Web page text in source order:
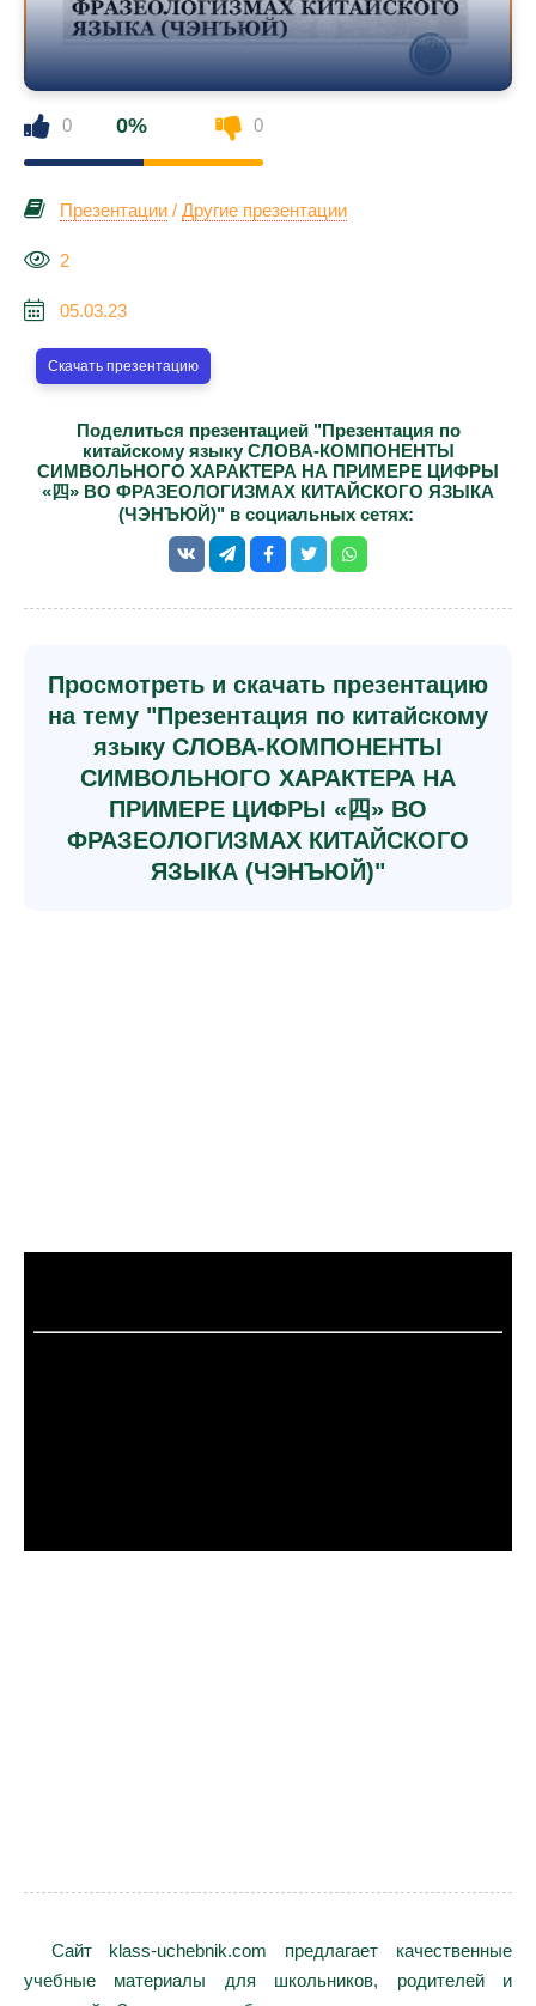
0 0% 0
Презентации / Другие презентации
2
05.03.23
Скачать презентацию
Поделиться презентацией "Презентация по
китайскому языку СЛОВА-КОМПОНЕНТЫ
СИМВОЛЬНОГО ХАРАКТЕРА НА ПРИМЕРЕ ЦИФРЫ
«四» ВО ФРАЗЕОЛОГИЗМАХ КИТАЙСКОГО ЯЗЫКА
(ЧЭНЪЮЙ)" в социальных сетях:
Просмотреть и скачать презентацию
на тему "Презентация по китайскому
языку СЛОВА-КОМПОНЕНТЫ
СИМВОЛЬНОГО ХАРАКТЕРА НА
ПРИМЕРЕ ЦИФРЫ «四» ВО
ФРАЗЕОЛОГИЗМАХ КИТАЙСКОГО
ЯЗЫКА (ЧЭНЪЮЙ)"
Сайт klass-uchebnik.com предлагает качественные
учебные материалы для школьников, родителей и